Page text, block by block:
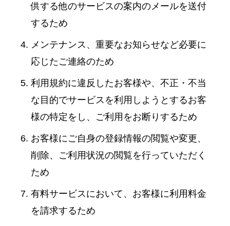
供する他のサービスの案内のメールを送付
するため
メンテナンス、重要なお知らせなど必要に
応じたご連絡のため
利用規約に違反したお客様や、不正・不当
な目的でサービスを利用しようとするお客
様の特定をし、ご利用をお断りするため
お客様にご自身の登録情報の閲覧や変更、
削除、ご利用状況の閲覧を行っていただく
ため
有料サービスにおいて、お客様に利用料金
を請求するため